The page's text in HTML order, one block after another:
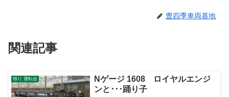
豊四季車両基地
関連記事
独り 運転会
Nゲージ 1608 ロイヤルエンジ
ンと･･･踊り子